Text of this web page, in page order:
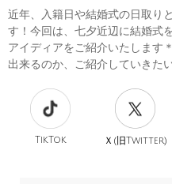
近年、入籍日や結婚式の日取り
す！今回は、七夕近辺に結婚式
アイディアをご紹介いたします
出来るのか、ご紹介していきた
TikTok Ｘ(旧Twitter)